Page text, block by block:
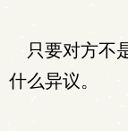
只要对方不
什么异议。